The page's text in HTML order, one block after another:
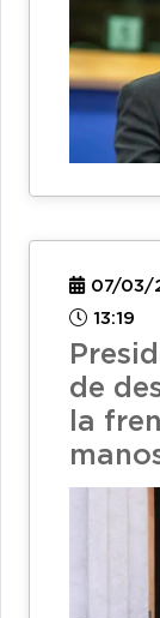
07/03/
13:19
de
la